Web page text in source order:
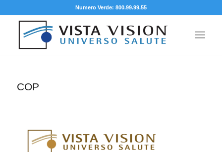
Numero Verde: 800.99.99.55
COP